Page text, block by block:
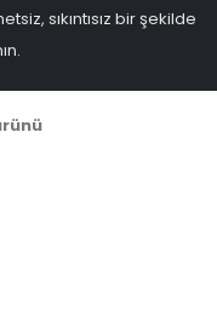
sıkıntısız bir şekilde